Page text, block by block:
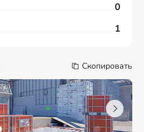
0
1
Скопировать